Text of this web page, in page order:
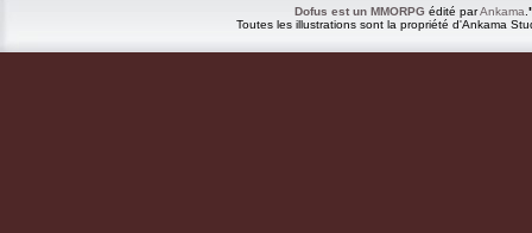
Dofus est un MMORPG édité parAnkama .
Toutes les illustrations sont la propriété d'Ankama